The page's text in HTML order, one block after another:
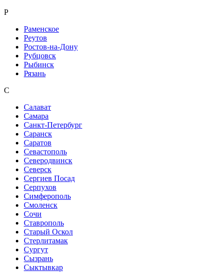
Р
Раменское
Реутов
Ростов-на-Дону
Рубцовск
Рыбинск
Рязань
С
Салават
Самара
Санкт-Петербург
Саранск
Саратов
Севастополь
Северодвинск
Северск
Сергиев Посад
Серпухов
Симферополь
Смоленск
Сочи
Ставрополь
Старый Оскол
Стерлитамак
Сургут
Сызрань
Сыктывкар